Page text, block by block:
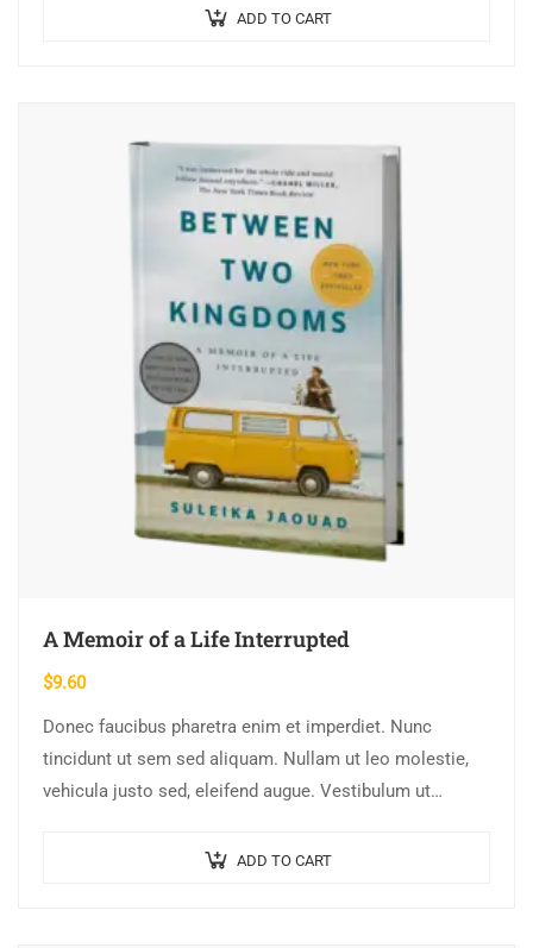
ADD TO CART
A Memoir of a Life Interrupted
$9.60
Donec faucibus pharetra enim et imperdiet. Nunc
tincidunt ut sem sed aliquam. Nullam ut leo molestie,
vehicula justo sed, eleifend augue. Vestibulum ut
ADD TO CART